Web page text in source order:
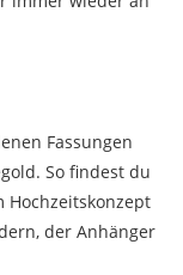
Fassungen
So findest du
Hochzeitskonzept
der Anhänger